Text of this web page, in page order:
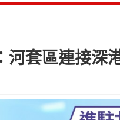
套區連接深